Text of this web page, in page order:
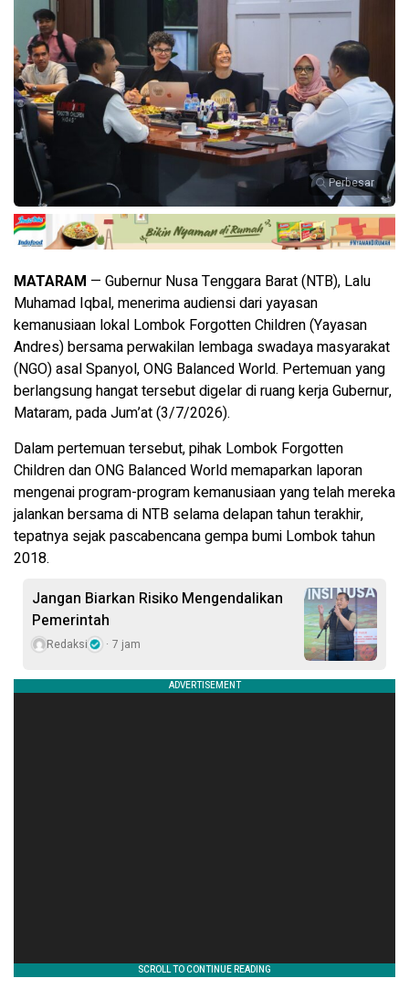
Perbesar
MATARAM — ​Gubernur Nusa Tenggara Barat (NTB), Lalu
Muhamad Iqbal, menerima audiensi dari yayasan
kemanusiaan lokal Lombok Forgotten Children (Yayasan
Andres) bersama perwakilan lembaga swadaya masyarakat
(NGO) asal Spanyol, ONG Balanced World. Pertemuan yang
berlangsung hangat tersebut digelar di ruang kerja Gubernur,
Mataram, pada Jum’at (3/7/2026).
​Dalam pertemuan tersebut, pihak Lombok Forgotten
Children dan ONG Balanced World memaparkan laporan
mengenai program-program kemanusiaan yang telah mereka
jalankan bersama di NTB selama delapan tahun terakhir,
tepatnya sejak pascabencana gempa bumi Lombok tahun
2018.
Jangan Biarkan Risiko Mengendalikan
Pemerintah
Redaksi 7 jam